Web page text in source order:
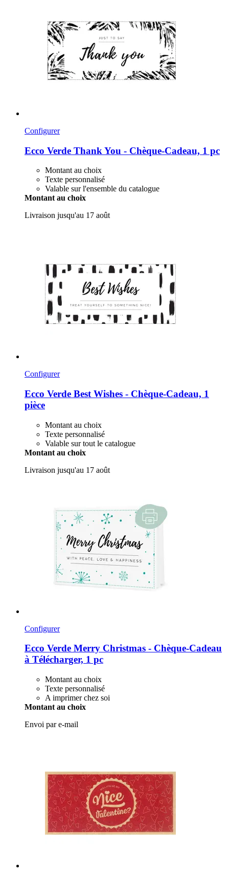
Configurer
Ecco Verde Thank You -​ Chèque-​Cadeau, 1 pc
Montant au choix
Texte personnalisé
Valable sur l'ensemble du catalogue
Montant au choix
Livraison jusqu'au 17 août
Configurer
Ecco Verde Best Wishes -​ Chèque-​Cadeau, 1
pièce
Montant au choix
Texte personnalisé
Valable sur tout le catalogue
Montant au choix
Livraison jusqu'au 17 août
Configurer
Ecco Verde Merry Christmas -​ Chèque-​Cadeau
à Télécharger, 1 pc
Montant au choix
Texte personnalisé
A imprimer chez soi
Montant au choix
Envoi par e-mail